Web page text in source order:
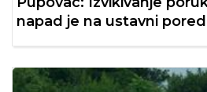
napad je na ustavni